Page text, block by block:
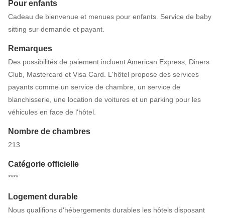
Pour enfants
Cadeau de bienvenue et menues pour enfants. Service de baby
sitting sur demande et payant.
Remarques
Des possibilités de paiement incluent American Express, Diners
Club, Mastercard et Visa Card. L'hôtel propose des services
payants comme un service de chambre, un service de
blanchisserie, une location de voitures et un parking pour les
véhicules en face de l'hôtel.
Nombre de chambres
213
Catégorie officielle
****
Logement durable
Nous qualifions d'hébergements durables les hôtels disposant